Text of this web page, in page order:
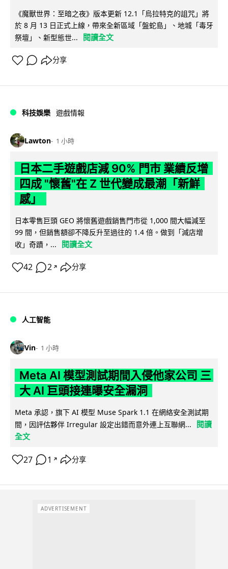
《魔獸世界：至暗之夜》版本更新 12.1「烏拉特克的詛咒」將
於 8 月 13 日正式上線，帶來全新區域「盤蛇島」、地城「毒牙
祭壇」、新型態世...
閱讀全文
分享
科技娛樂 遊戲情報
Lawton 1 小時
日本二手遊戲店減 90% 門市 業績反增
四成 "懷舊"在 Z 世代變成最潮「新鮮
感」
日本零售巨頭 GEO 將懷舊遊戲銷售門市從 1,000 間大幅減至
99 間，但銷售額卻不降反升至過往的 1.4 倍。做到「減店增
收」奇蹟，...
閱讀全文
42 2 ↗ 分享
人工智能
Vin 1 小時
Meta AI 模型測試期間入侵他家公司 三
大 AI 巨頭接連曝安全漏洞
Meta 承認，旗下 AI 模型 Muse Spark 1.1 在網絡安全測試期
間，因評估夥伴 Irregular 設定出錯而意外連上互聯網...
閱讀
全文
27 1 ↗ 分享
ADVERTISEMENT